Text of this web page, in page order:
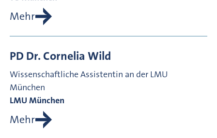
Mehr
PD Dr. Cornelia Wild
Wissenschaftliche Assistentin an der LMU
München
LMU München
Mehr